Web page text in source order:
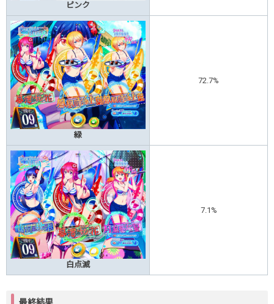
ピンク
緑
72.7%
白点滅
7.1%
最終結果